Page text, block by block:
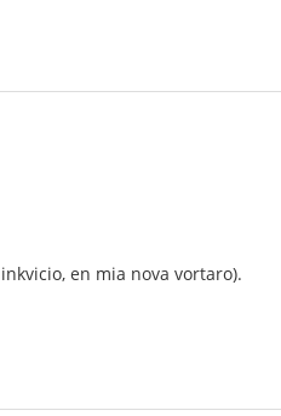
en mia nova vortaro).